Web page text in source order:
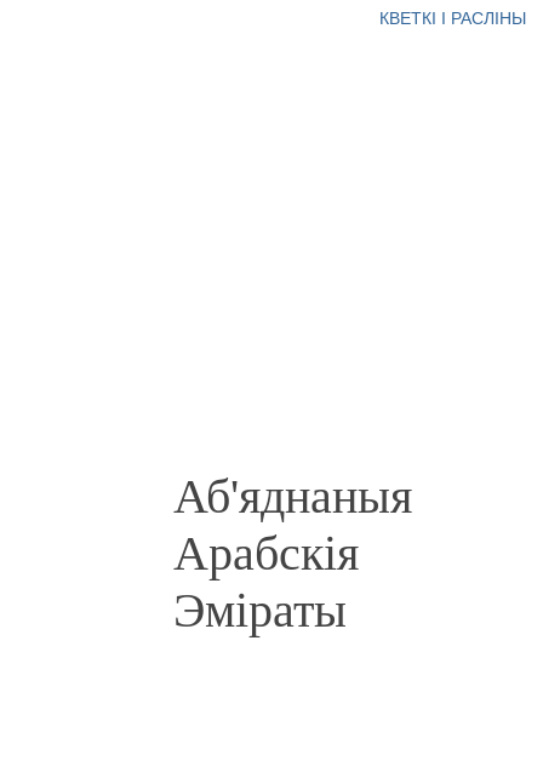
Аб'яднаныя
Арабскія
Эміраты
КВЕТКІ І РАСЛІНЫ